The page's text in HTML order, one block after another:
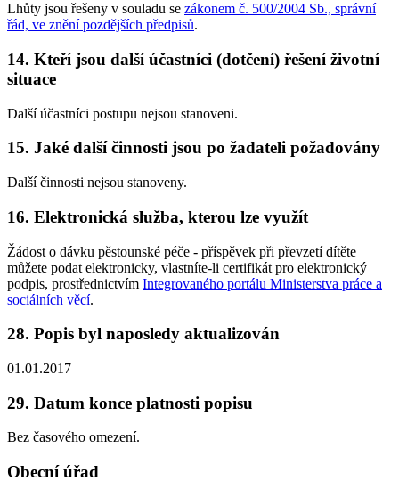
Lhůty jsou řešeny v souladu se zákonem č. 500/2004 Sb., správní
řád, ve znění pozdějších předpisů.
14. Kteří jsou další účastníci (dotčení) řešení životní
situace
Další účastníci postupu nejsou stanoveni.
15. Jaké další činnosti jsou po žadateli požadovány
Další činnosti nejsou stanoveny.
16. Elektronická služba, kterou lze využít
Žádost o dávku pěstounské péče - příspěvek při převzetí dítěte
můžete podat elektronicky, vlastníte-li certifikát pro elektronický
podpis, prostřednictvím Integrovaného portálu Ministerstva práce a
sociálních věcí.
28. Popis byl naposledy aktualizován
01.01.2017
29. Datum konce platnosti popisu
Bez časového omezení.
Obecní úřad